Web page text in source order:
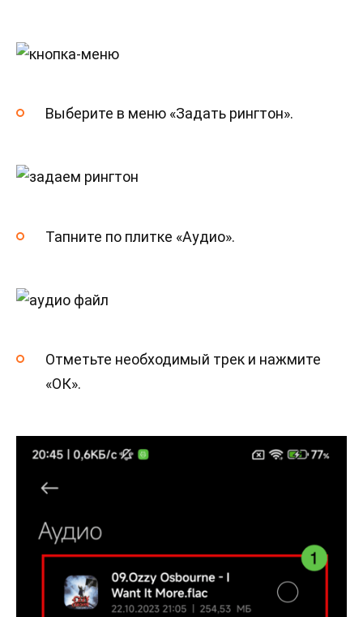
Выберите в меню «Задать рингтон».
Тапните по плитке «Аудио».
Отметьте необходимый трек и нажмите
«ОК».